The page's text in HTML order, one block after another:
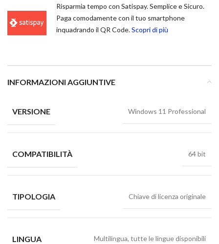
Risparmia tempo con Satispay. Semplice e Sicuro.
Paga comodamente con il tuo smartphone
inquadrando il QR Code.Scopri di più
INFORMAZIONI AGGIUNTIVE
VERSIONE Windows 11 Professional
COMPATIBILITÀ 64 bit
TIPOLOGIA Chiave di licenza originale
LINGUA Multilingua, tutte le lingue disponibili